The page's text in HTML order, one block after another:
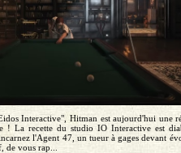
Interactive", Hitman est aujourd'hui une
La recette du studio IO Interactive est
l'Agent 47, un tueur à gages devant
vous rap...